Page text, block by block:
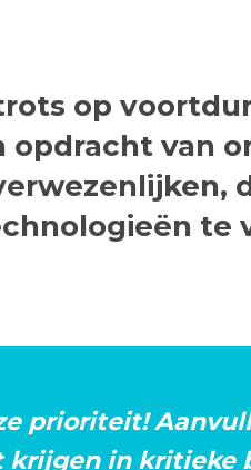
trots op
van
te
prioriteit!
in kritieke